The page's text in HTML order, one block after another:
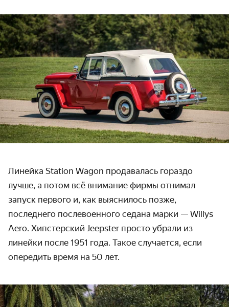
Линейка Station Wagon продавалась гораздо
лучше, а потом всё внимание фирмы отнимал
запуск первого и, как выяснилось позже,
последнего послевоенного седана марки — Willys
Aero. Хипстерский Jeepster просто убрали из
линейки после 1951 года. Такое случается, если
опередить время на 50 лет.